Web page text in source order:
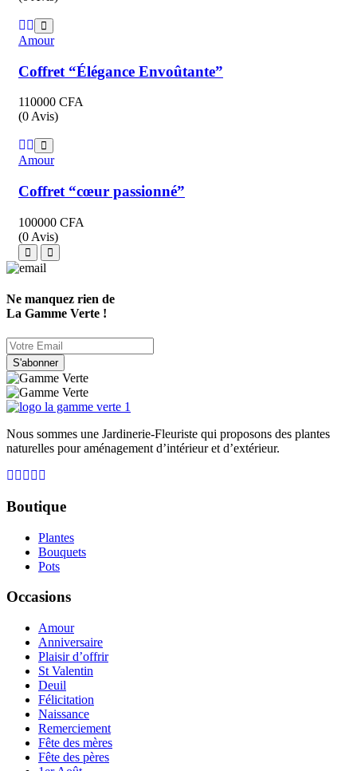
Amour
Coffret “Élégance Envoûtante”
110000 CFA
(0 Avis)
Amour
Coffret “cœur passionné”
100000 CFA
(0 Avis)
Ne manquez rien de
La Gamme Verte !
S'abonner
Nous sommes une Jardinerie-Fleuriste qui proposons des plantes
naturelles pour aménagement d’intérieur et d’extérieur.
Boutique
Plantes
Bouquets
Pots
Occasions
Amour
Anniversaire
Plaisir d’offrir
St Valentin
Deuil
Félicitation
Naissance
Remerciement
Fête des mères
Fête des pères